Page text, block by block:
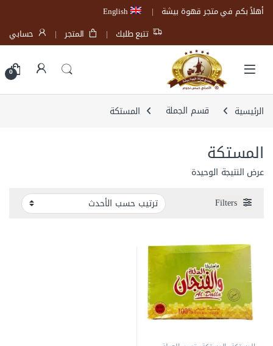
Skip to navigation
Skip to content
أهلاً بكم في متجر قهوة بيشة
English
تتبع طلبك
المتجر حسابي
Open
0
الرئيسية قسم الجملة المستكة
المستكة
عرض النتيجة الوحيدة
Filters